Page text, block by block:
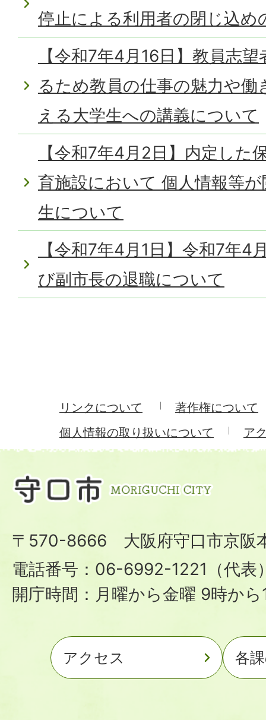
停止による利用者の閉じ込め
【令和7年4月16日】教員志
るため教員の仕事の魅力や働
える大学生への講義について
【令和7年4月2日】内定した
育施設において 個人情報等
生について
【令和7年4月1日】令和7年4
び副市長の退職について
リンクについて
著作権について
個人情報の取り扱いについて
ア
〒570-8666 大阪府守口市京阪
電話番号：06-6992-1221（代表
開庁時間：月曜から金曜 9時か
アクセス 各